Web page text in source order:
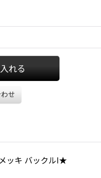
れる
せ
ッキ バックルI★